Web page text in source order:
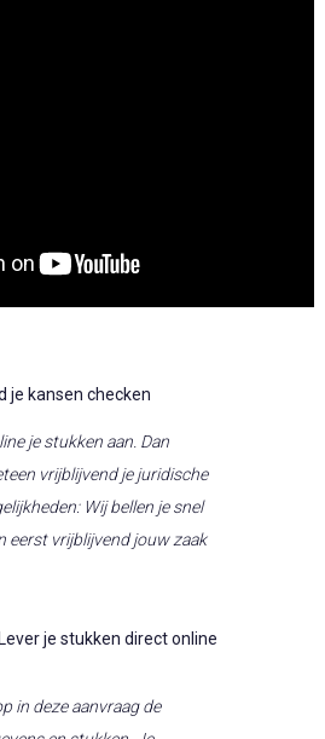
je kansen checken
je stukken aan. Dan
vrijblijvend je juridische
Wij bellen je snel
eerst vrijblijvend jouw zaak
je stukken direct online
in deze aanvraag de